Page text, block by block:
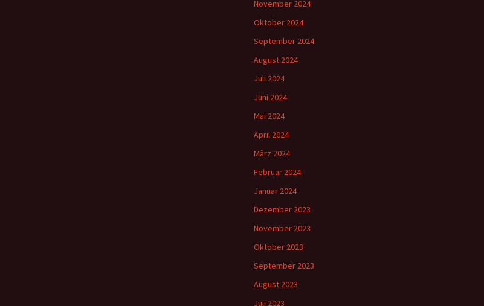
November 2024
Oktober 2024
September 2024
August 2024
Juli 2024
Juni 2024
Mai 2024
April 2024
März 2024
Februar 2024
Januar 2024
Dezember 2023
November 2023
Oktober 2023
September 2023
August 2023
Juli 2023